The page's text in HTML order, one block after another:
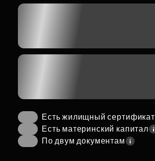
Есть жилищный сертификат
Есть материнский капитал
По двум документам